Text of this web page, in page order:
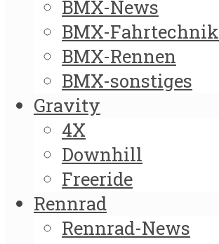
BMX-News
BMX-Fahrtechnik
BMX-Rennen
BMX-sonstiges
Gravity
4X
Downhill
Freeride
Rennrad
Rennrad-News